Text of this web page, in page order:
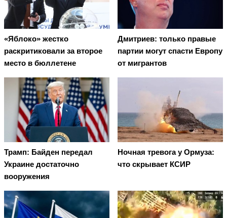
«Яблоко» жестко
раскритиковали за второе
место в бюллетене
Дмитриев: только правые
партии могут спасти Европу
от мигрантов
Трамп: Байден передал
Украине достаточно
вооружения
Ночная тревога у Ормуза:
что скрывает КСИР